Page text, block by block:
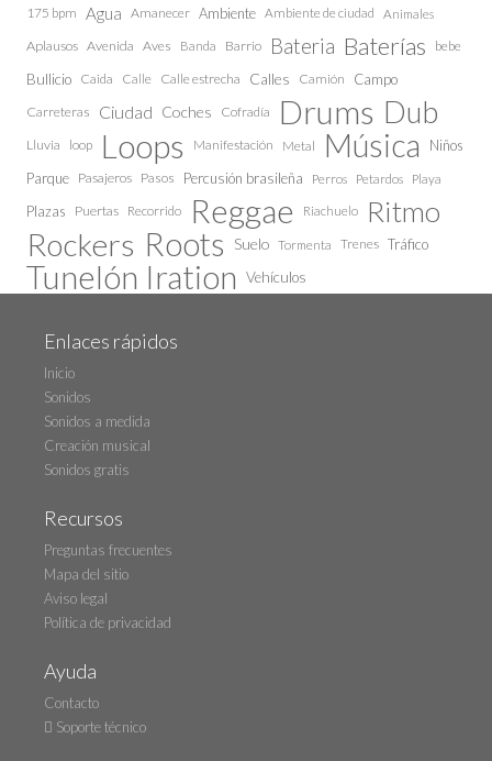
175 bpm Agua Amanecer Ambiente Ambiente de ciudad Animales
Aplausos Avenida Aves Banda Barrio Bateria Baterías bebe
Bullicio Caida Calle Calle estrecha Calles Camión Campo
Carreteras Ciudad Coches Cofradía Drums Dub
Lluvia loop Loops Manifestación Metal Música
Niños
Parque Pasajeros Pasos Percusión brasileña Perros Petardos Playa
Plazas Puertas Recorrido Reggae Riachuelo Ritmo
Rockers Roots Suelo Tormenta Trenes Tráfico
Tunelón Iration Vehículos
Enlaces rápidos
Inicio
Sonidos
Sonidos a medida
Creación musical
Sonidos gratis
Recursos
Preguntas frecuentes
Mapa del sitio
Aviso legal
Política de privacidad
Ayuda
Contacto
Soporte técnico